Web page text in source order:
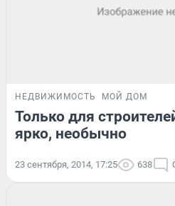
НЕДВИЖИМОСТЬ МОЙ ДОМ
Только для
ярко, необычно
23 сентября, 2014, 17:25 638